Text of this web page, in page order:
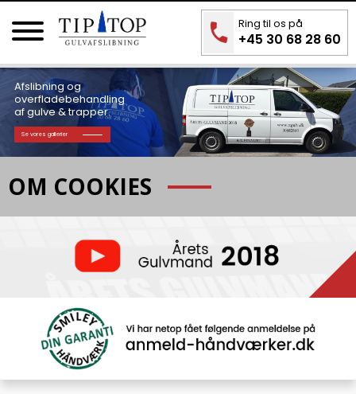
Ring til os på
+45 30 68 28 60
Afslibning og
overfladebehandling
af gulve & trapper.
Se vores gallerier
OM COOKIES